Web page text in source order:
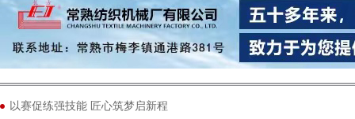
以赛促练强技能 匠心筑梦启新程